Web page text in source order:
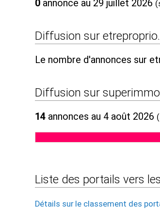
0 annonce au 29 juillet 2026
Diffusion sur
Le nombre d'annonces sur
Diffusion sur
14 annonces au 4 août 2026
Liste des portails vers
Détails sur le classement des